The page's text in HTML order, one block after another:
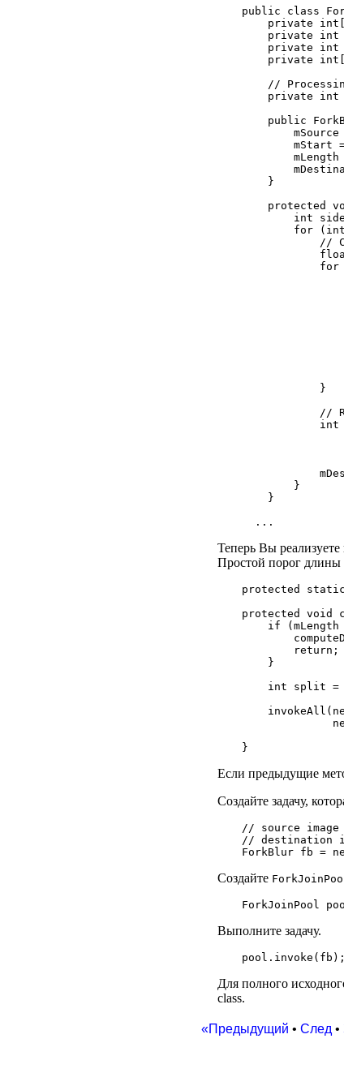
public class
private
private int
private int
private
//
private int
public
mSource
mStart
mLength
    }
protected
int
for
//
for
            }
//
int
        }
    }
Теперь Вы реализуете
Простой порог длины
protected
protected void
if (mLength
        return;
    }
int split =
Если предыдущие
Создайте задачу,
// source
// destination
Создайте
Выполните задачу.
Для полного
class.
«Предыдущий • След •